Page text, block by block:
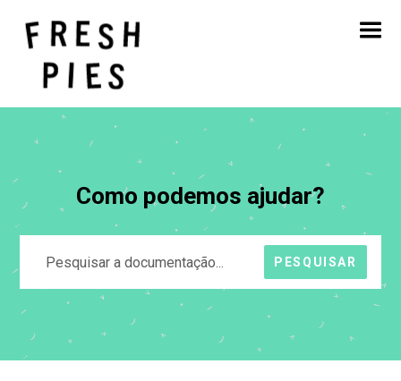
Início
Sobre
O nosso trabalho
Como podemos ajudar?
PESQUISAR